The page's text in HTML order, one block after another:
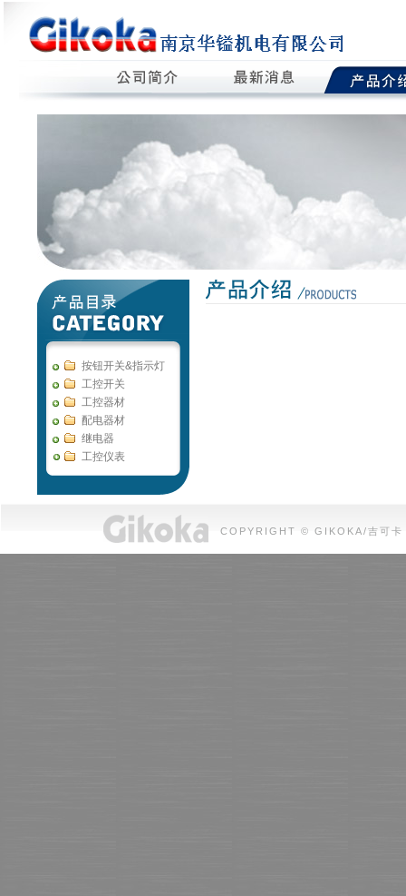
按钮开关&指示灯
工控开关
工控器材
配电器材
继电器
工控仪表
COPYRIGHT © GIKOKA/吉可